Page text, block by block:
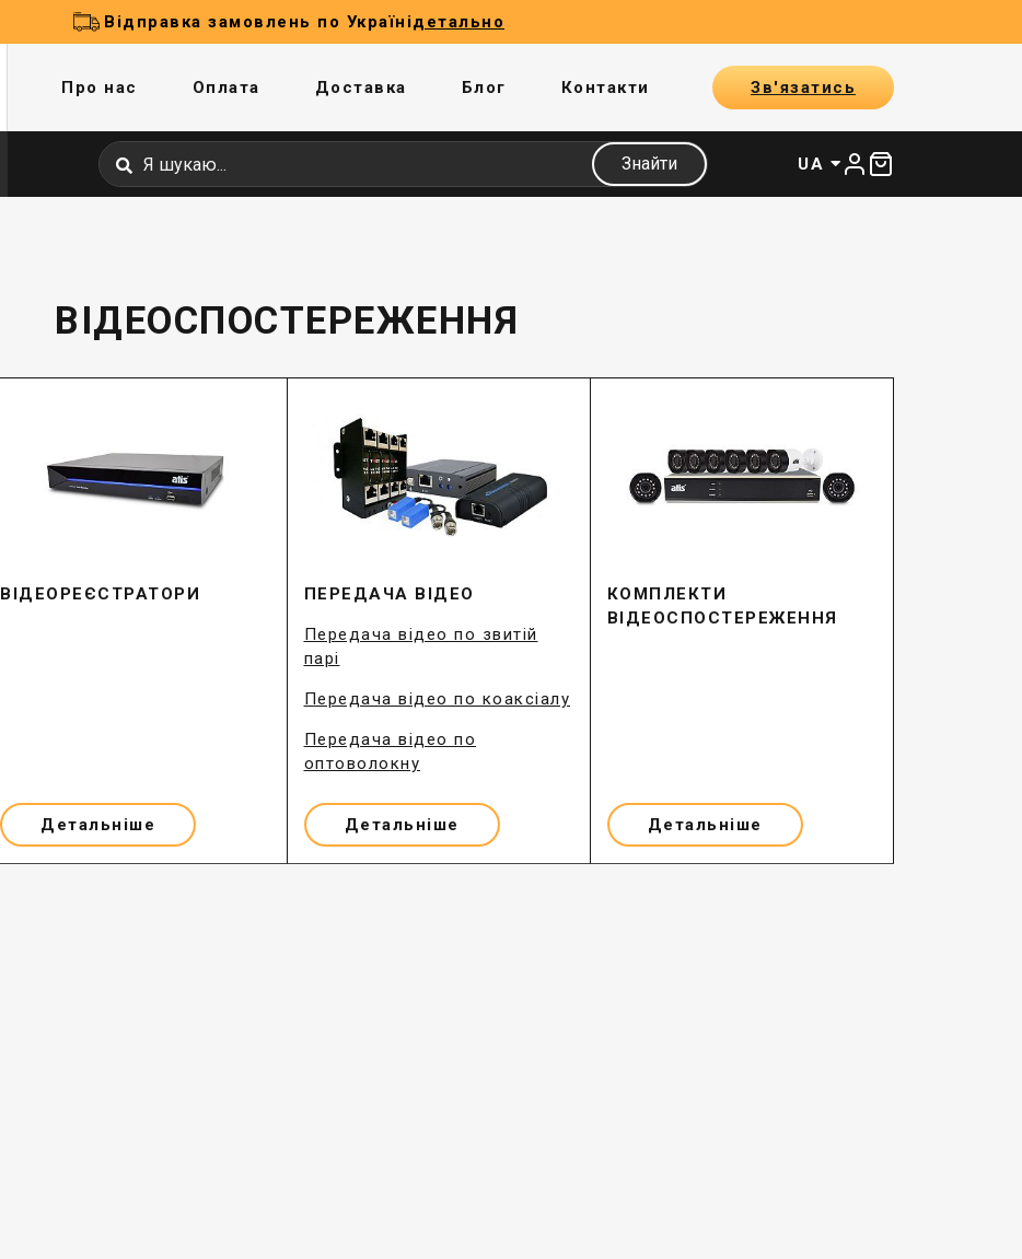
Відправка замовлень по Українідетально
Про нас Оплата Доставка Блог Контакти Зв'язатись
Знайти UA
ВІДЕОСПОСТЕРЕЖЕННЯ
ВІДЕОРЕЄСТРАТОРИ
Детальніше
ПЕРЕДАЧА ВІДЕО
Передача відео по звитій
парі
Передача відео по коаксіалу
Передача відео по
оптоволокну
Детальніше
КОМПЛЕКТИ
ВІДЕОСПОСТЕРЕЖЕННЯ
Детальніше